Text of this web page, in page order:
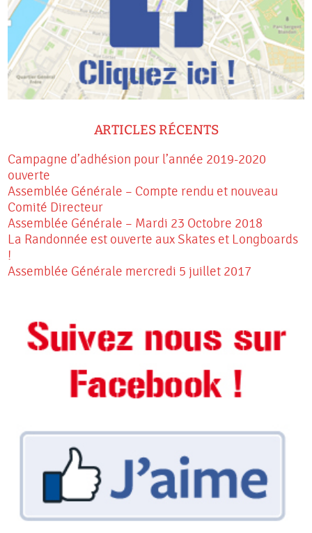
ARTICLES RÉCENTS
Campagne d’adhésion pour l’année 2019-2020
ouverte
Assemblée Générale – Compte rendu et nouveau
Comité Directeur
Assemblée Générale – Mardi 23 Octobre 2018
La Randonnée est ouverte aux Skates et Longboards
!
Assemblée Générale mercredi 5 juillet 2017